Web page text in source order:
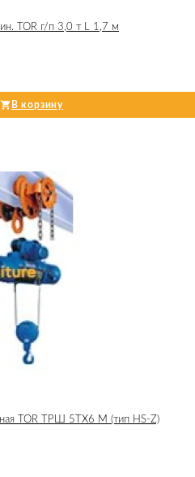
TOR г/п 3,0 т L 1,7 м
В корзину
TOR ТРШ 5ТХ6 М (тип HS-Z)